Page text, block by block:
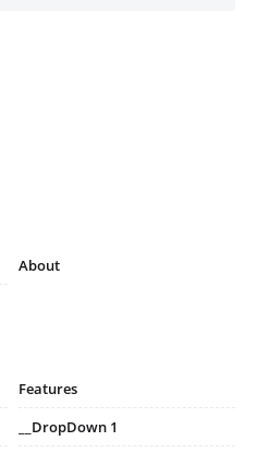
About
Features
__DropDown 1